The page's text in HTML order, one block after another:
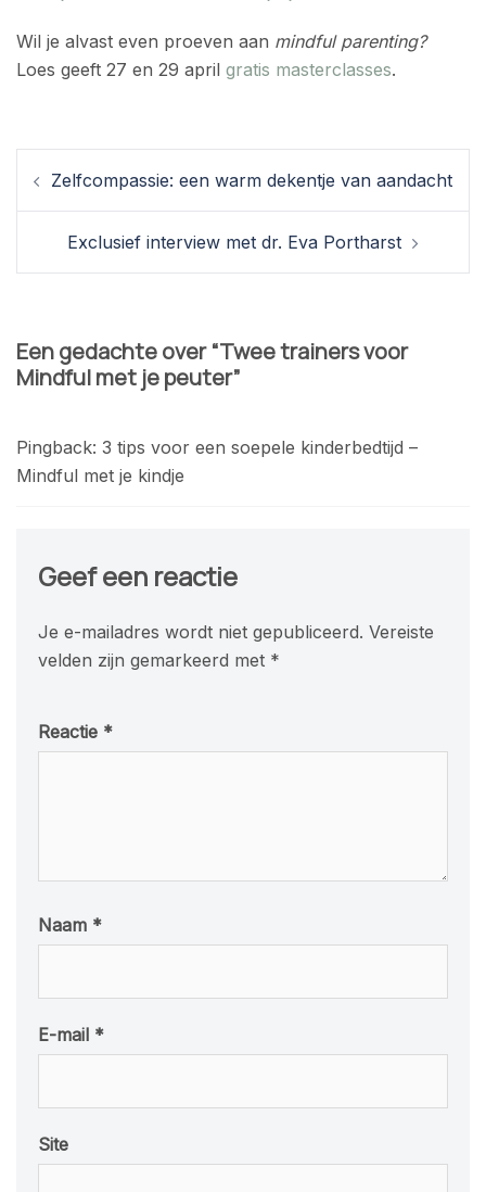
Wil je alvast even proeven aan mindful parenting?
Loes geeft 27 en 29 april gratis masterclasses.
Berichtnavigatie
Zelfcompassie: een warm dekentje van aandacht
Exclusief interview met dr. Eva Portharst
Een gedachte over “Twee trainers voor
Mindful met je peuter”
Pingback: 3 tips voor een soepele kinderbedtijd –
Mindful met je kindje
Geef een reactie
Je e-mailadres wordt niet gepubliceerd. Vereiste
velden zijn gemarkeerd met *
Reactie *
Naam *
E-mail *
Site